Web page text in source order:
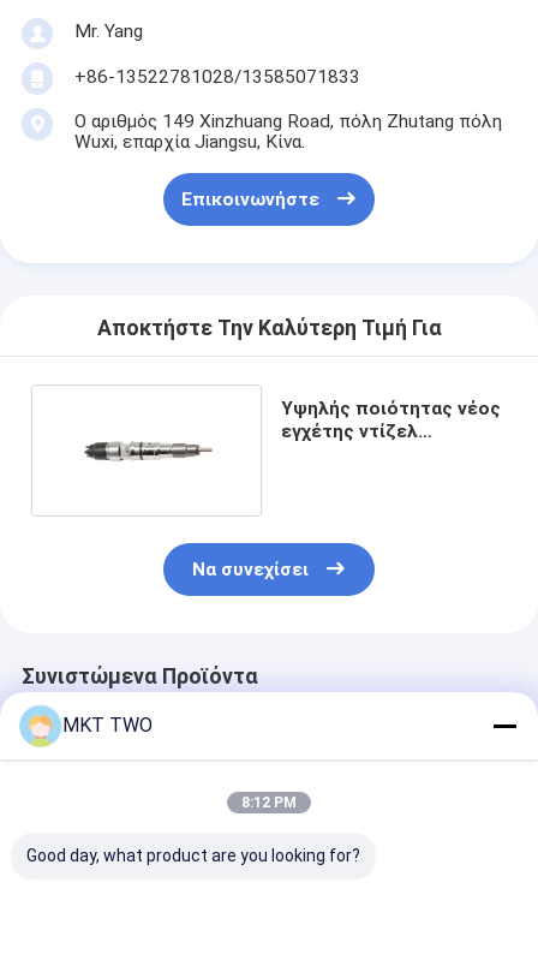
Mr. Yang
+86-13522781028/13585071833
Ο αριθμός 149 Xinzhuang Road, πόλη Zhutang πόλη
Wuxi, επαρχία Jiangsu, Κίνα.
Επικοινωνήστε
Αποκτήστε Την Καλύτερη Τιμή Για
Υψηλής ποιότητας νέος
εγχέτης ντίζελ
Να συνεχίσει
Συνιστώμενα Προϊόντα
MKT TWO
8:12 PM
Good day, what product are you looking for?